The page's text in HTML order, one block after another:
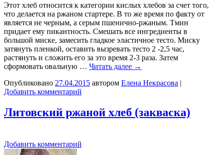
Этот хлеб относится к категории кислых хлебов за счет того,
что делается на ржаном стартере. В то же время по факту от
является не черным, а серым пшенично-ржаным. Тмин
придает ему пикантность. Смешать все ингредиенты в
большой миске, замесить гладкое эластичное тесто. Миску
затянуть пленкой, оставить вызревать тесто 2 -2,5 час,
растянуть и сложить его за это время 2-3 раза. Затем
сформовать овальную … Читать далее →
Опубликовано 27.04.2015 автором Елена Некрасова |
Добавить комментарий
Литовский ржаной хлеб (закваска)
Добавить комментарий